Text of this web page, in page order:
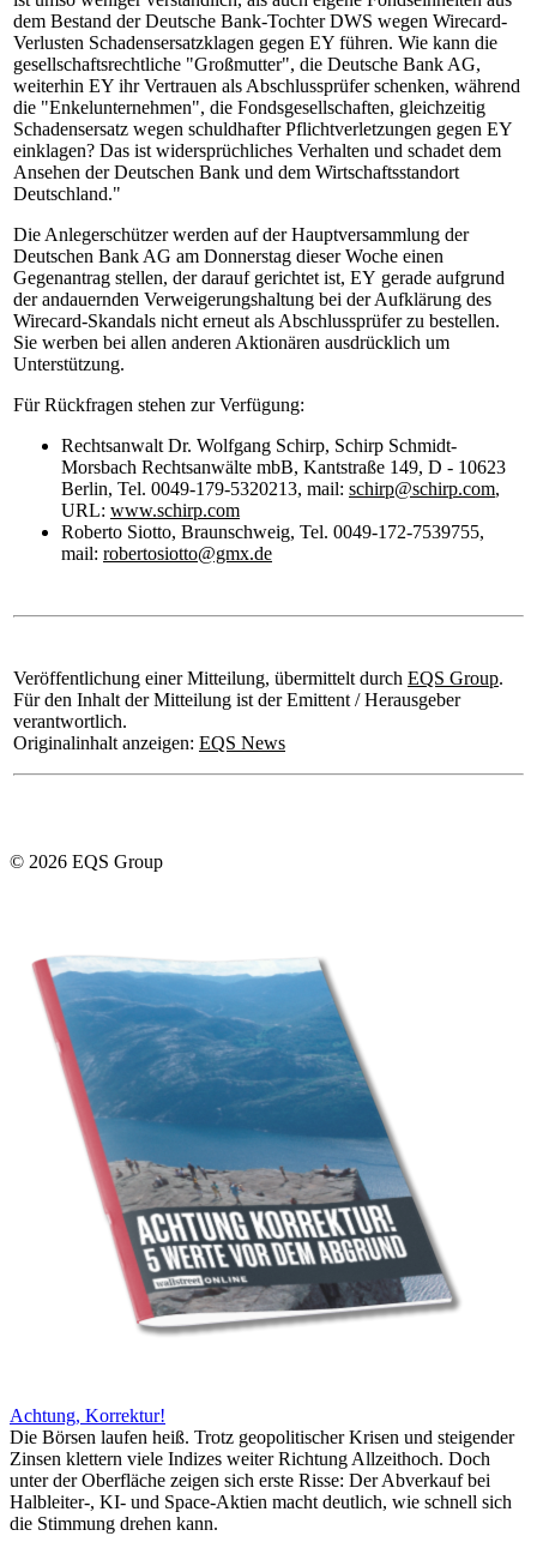
dem Bestand der Deutsche Bank-Tochter DWS wegen Wirecard-
Verlusten Schadensersatzklagen gegen EY führen. Wie kann die
gesellschaftsrechtliche "Großmutter", die Deutsche Bank AG,
weiterhin EY ihr Vertrauen als Abschlussprüfer schenken, während
die "Enkelunternehmen", die Fondsgesellschaften, gleichzeitig
Schadensersatz wegen schuldhafter Pflichtverletzungen gegen EY
einklagen? Das ist widersprüchliches Verhalten und schadet dem
Ansehen der Deutschen Bank und dem Wirtschaftsstandort
Deutschland."
Die Anlegerschützer werden auf der Hauptversammlung der
Deutschen Bank AG am Donnerstag dieser Woche einen
Gegenantrag stellen, der darauf gerichtet ist, EY gerade aufgrund
der andauernden Verweigerungshaltung bei der Aufklärung des
Wirecard-Skandals nicht erneut als Abschlussprüfer zu bestellen.
Sie werben bei allen anderen Aktionären ausdrücklich um
Unterstützung.
Für Rückfragen stehen zur Verfügung:
Rechtsanwalt Dr. Wolfgang Schirp, Schirp Schmidt-
Morsbach Rechtsanwälte mbB, Kantstraße 149, D - 10623
Berlin, Tel. 0049-179-5320213, mail: schirp@schirp.com,
URL: www.schirp.com
Roberto Siotto, Braunschweig, Tel. 0049-172-7539755,
mail: robertosiotto@gmx.de
Veröffentlichung einer Mitteilung, übermittelt durch EQS Group.
Für den Inhalt der Mitteilung ist der Emittent / Herausgeber
verantwortlich.
Originalinhalt anzeigen: EQS News
© 2026 EQS Group
Achtung, Korrektur!
Die Börsen laufen heiß. Trotz geopolitischer Krisen und steigender
Zinsen klettern viele Indizes weiter Richtung Allzeithoch. Doch
unter der Oberfläche zeigen sich erste Risse: Der Abverkauf bei
Halbleiter-, KI- und Space-Aktien macht deutlich, wie schnell sich
die Stimmung drehen kann.